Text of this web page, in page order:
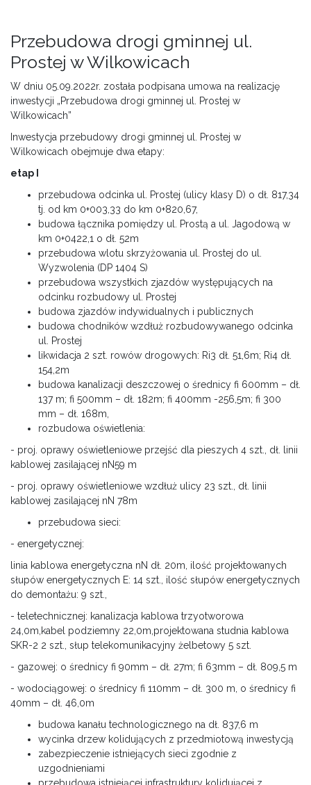
Przebudowa drogi gminnej ul.
Prostej w Wilkowicach
W dniu 05.09.2022r. została podpisana umowa na realizację
inwestycji „Przebudowa drogi gminnej ul. Prostej w
Wilkowicach”
Inwestycja przebudowy drogi gminnej ul. Prostej w
Wilkowicach obejmuje dwa etapy:
etap I
przebudowa odcinka ul. Prostej (ulicy klasy D) o dł. 817,34
tj. od km 0+003,33 do km 0+820,67,
budowa łącznika pomiędzy ul. Prostą a ul. Jagodową w
km 0+0422,1 o dł. 52m
przebudowa wlotu skrzyżowania ul. Prostej do ul.
Wyzwolenia (DP 1404 S)
przebudowa wszystkich zjazdów występujących na
odcinku rozbudowy ul. Prostej
budowa zjazdów indywidualnych i publicznych
budowa chodników wzdłuż rozbudowywanego odcinka
ul. Prostej
likwidacja 2 szt. rowów drogowych: Ri3 dł. 51,6m; Ri4 dł.
154,2m
budowa kanalizacji deszczowej o średnicy fi 600mm – dł.
137 m; fi 500mm – dł. 182m; fi 400mm -256,5m; fi 300
mm – dł. 168m,
rozbudowa oświetlenia:
- proj. oprawy oświetleniowe przejść dla pieszych 4 szt., dł. linii
kablowej zasilającej nN59 m
- proj. oprawy oświetleniowe wzdłuż ulicy 23 szt., dł. linii
kablowej zasilającej nN 78m
przebudowa sieci:
- energetycznej:
linia kablowa energetyczna nN dł. 20m, ilość projektowanych
słupów energetycznych E: 14 szt., ilość słupów energetycznych
do demontażu: 9 szt.,
- teletechnicznej: kanalizacja kablowa trzyotworowa
24,0m,kabel podziemny 22,0m,projektowana studnia kablowa
SKR-2 2 szt., słup telekomunikacyjny żelbetowy 5 szt.
- gazowej: o średnicy fi 90mm – dł. 27m; fi 63mm – dł. 809,5 m
- wodociągowej: o średnicy fi 110mm – dł. 300 m, o średnicy fi
40mm – dł. 46,0m
budowa kanału technologicznego na dł. 837,6 m
wycinka drzew kolidujących z przedmiotową inwestycją
zabezpieczenie istniejących sieci zgodnie z
uzgodnieniami